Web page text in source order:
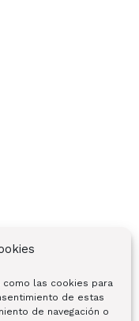
las cookies para
de estas
de navegación o